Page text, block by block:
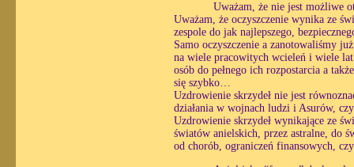
Uważam, że nie jest możliwe
Uważam, że oczyszczenie wynika ze
zespole do jak najlepszego,
Samo oczyszczenie a zanotowaliśmy
na wiele pracowitych wcieleń i wiele lat
osób do pełnego ich rozpostarcia a
się szybko…
Uzdrowienie skrzydeł nie jest
działania w wojnach ludzi i Asurów,
Uzdrowienie skrzydeł wynikające ze
światów anielskich, przez astralne, do
od chorób, ograniczeń finansowych,